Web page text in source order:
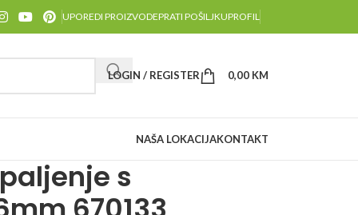
UPOREDI PROIZVODEPRATI POŠILJKUPROFIL
LOGIN / REGISTER 0,00 KM
NAŠA LOKACIJAKONTAKT
s